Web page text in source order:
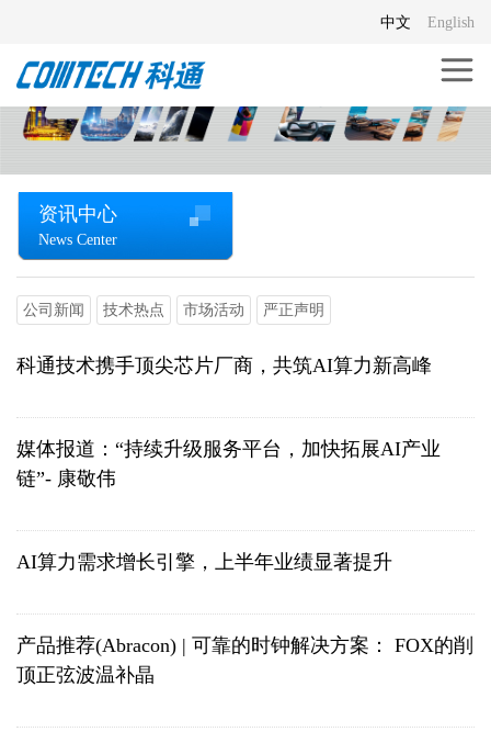
English
中文
资讯中心
News Center
公司新闻 技术热点 市场活动 严正声明
科通技术携手顶尖芯片厂商，共筑AI算力新高峰
媒体报道：“持续升级服务平台，加快拓展AI产业
链”- 康敬伟
AI算力需求增长引擎，上半年业绩显著提升
产品推荐(Abracon) | 可靠的时钟解决方案： FOX的削
顶正弦波温补晶